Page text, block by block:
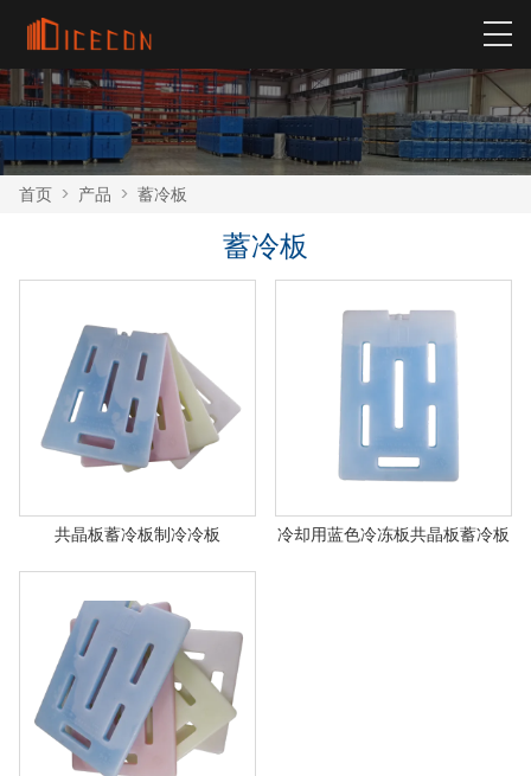
首页 > 产品 > 蓄冷板
蓄冷板
共晶板蓄冷板制冷冷板 冷却用蓝色冷冻板共晶板蓄冷板